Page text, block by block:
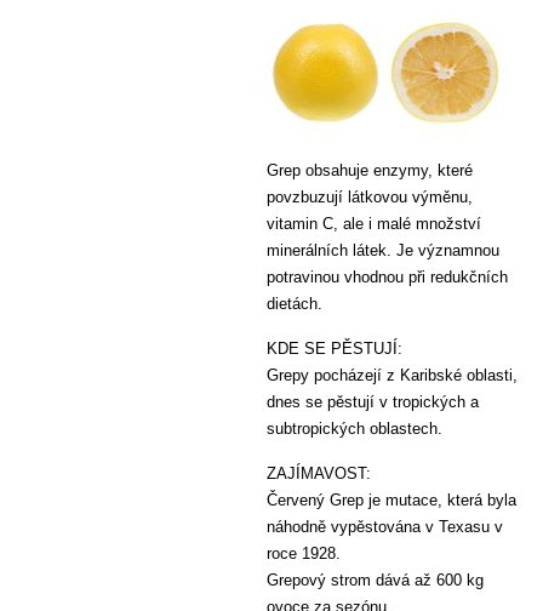
Grep obsahuje enzymy, které
povzbuzují látkovou výměnu,
vitamin C, ale i malé množství
minerálních látek. Je významnou
potravinou vhodnou při redukčních
dietách.
KDE SE PĚSTUJÍ:
Grepy pocházejí z Karibské oblasti,
dnes se pěstují v tropických a
subtropických oblastech.
ZAJÍMAVOST:
Červený Grep je mutace, která byla
náhodně vypěstována v Texasu v
roce 1928.
Grepový strom dává až 600 kg
ovoce za sezónu.